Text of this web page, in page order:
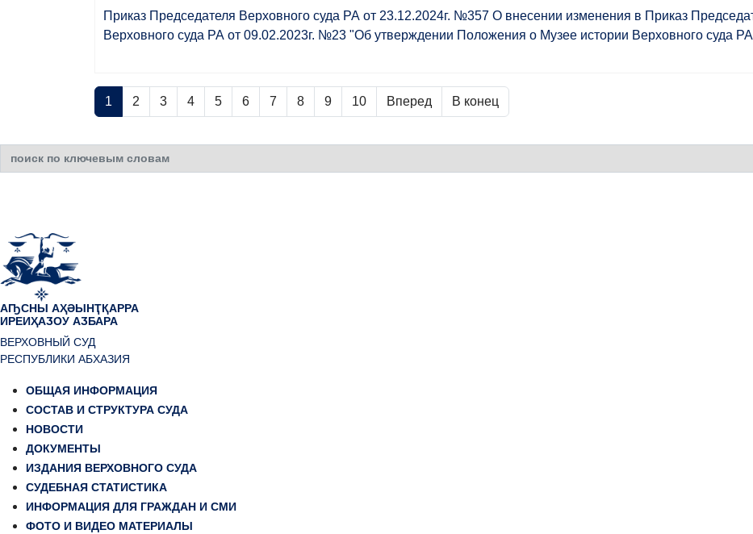
Приказ Председателя Верховного суда РА от 23.12.2024г. №357 О внесении изменения в Приказ
Верховного суда РА от 09.02.2023г. №23 "Об утверждении Положения о Музее истории Верховного суда
1 2 3 4 5 6 7 8 9 10 Вперед В конец
АҦСНЫ АҲӘЫНҬҚАРРА
ИРЕИҲАӠОУ АӠБАРА
ВЕРХОВНЫЙ СУД
РЕСПУБЛИКИ АБХАЗИЯ
ОБЩАЯ ИНФОРМАЦИЯ
СОСТАВ И СТРУКТУРА СУДА
НОВОСТИ
ДОКУМЕНТЫ
ИЗДАНИЯ ВЕРХОВНОГО СУДА
СУДЕБНАЯ СТАТИСТИКА
ИНФОРМАЦИЯ ДЛЯ ГРАЖДАН И СМИ
ФОТО И ВИДЕО МАТЕРИАЛЫ